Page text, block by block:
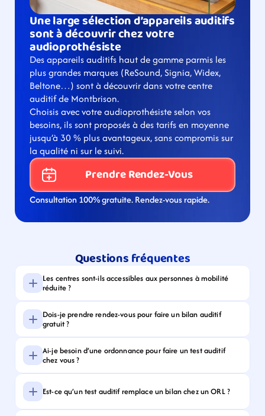
Une large sélection d’appareils auditifs
sont à découvrir chez votre
audioprothésiste
Des appareils auditifs haut de gamme parmis les
plus grandes marques (ReSound, Signia, Widex,
Beltone…) sont à découvrir dans votre centre
auditif de Montbrison.
Choisis avec votre audioprothésiste selon vos
besoins, ils sont proposés à des tarifs en moyenne
jusqu’à 30 % plus avantageux, sans compromis sur
la qualité ni sur le suivi.
Prendre Rendez-Vous
Consultation 100% gratuite. Rendez-vous rapide.
Questions fréquentes
Les centres sont-ils accessibles aux personnes à mobilité
réduite ?
Dois-je prendre rendez-vous pour faire un bilan auditif
gratuit ?
Ai-je besoin d’une ordonnance pour faire un test auditif
chez vous ?
Est-ce qu’un test auditif remplace un bilan chez un ORL ?